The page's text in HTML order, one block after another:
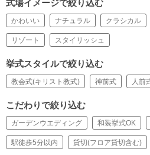
式場イメージで絞り込む
かわいい ナチュラル クラシカル
リゾート スタイリッシュ
挙式スタイルで絞り込む
教会式(キリスト教式) 神前式 人前
こだわりで絞り込む
ガーデンウエディング 和装挙式OK
駅徒歩5分以内 貸切(フロア貸切含む)